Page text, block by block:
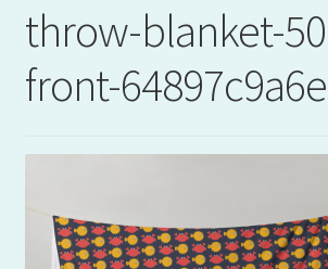
throw-blanket-
front-